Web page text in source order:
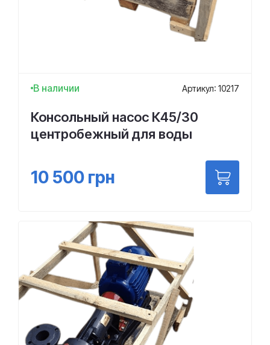
В наличии Артикул: 10217
Консольный насос К45/30
центробежный для воды
10 500 грн